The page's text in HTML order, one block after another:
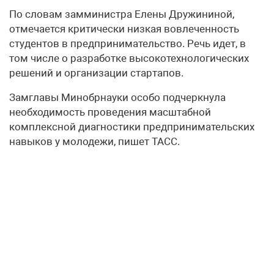
По словам замминистра Елены Дружининой,
отмечается критически низкая вовлеченность
студентов в предпринимательство. Речь идет, в
том числе о разработке высокотехнологических
решений и организации стартапов.
Замглавы Минобрнауки особо подчеркнула
необходимость проведения масштабной
комплексной диагностики предпринимательских
навыков у молодежи, пишет ТАСС.